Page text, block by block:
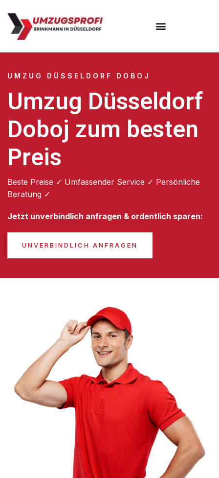
UMZUG DÜSSELDORF DOBOJ
Umzug Düsseldorf
Doboj zum besten
Preis
Beste Preise ✓ Umfassender Service ✓ Persönliche
Beratung ✓
Jetzt unverbindlich anfragen & ordentlich sparen:
UNVERBINDLICH ANFRAGEN